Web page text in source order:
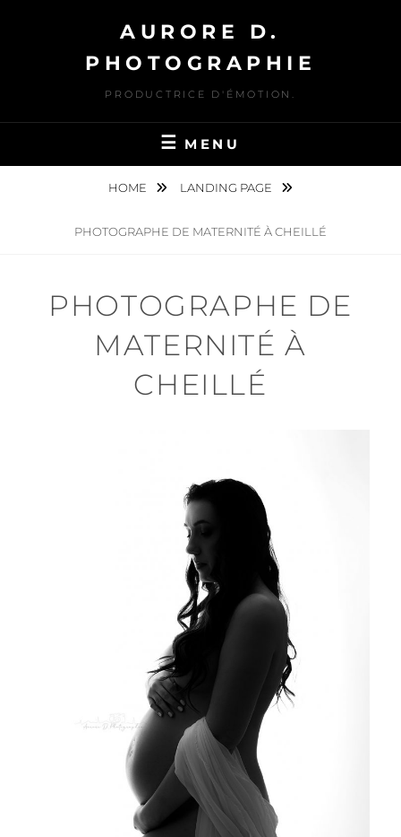
AURORE D.
PHOTOGRAPHIE
PRODUCTRICE D'ÉMOTION.
MENU
HOME LANDING PAGE
PHOTOGRAPHE DE MATERNITÉ À CHEILLÉ
PHOTOGRAPHE DE
MATERNITÉ À
CHEILLÉ